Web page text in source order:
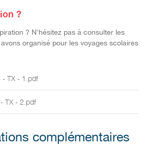
?
? N'hésitez pas à consulter les
organisé pour les voyages scolaires
- TX - 1.pdf
TX - 2.pdf
complémentaires